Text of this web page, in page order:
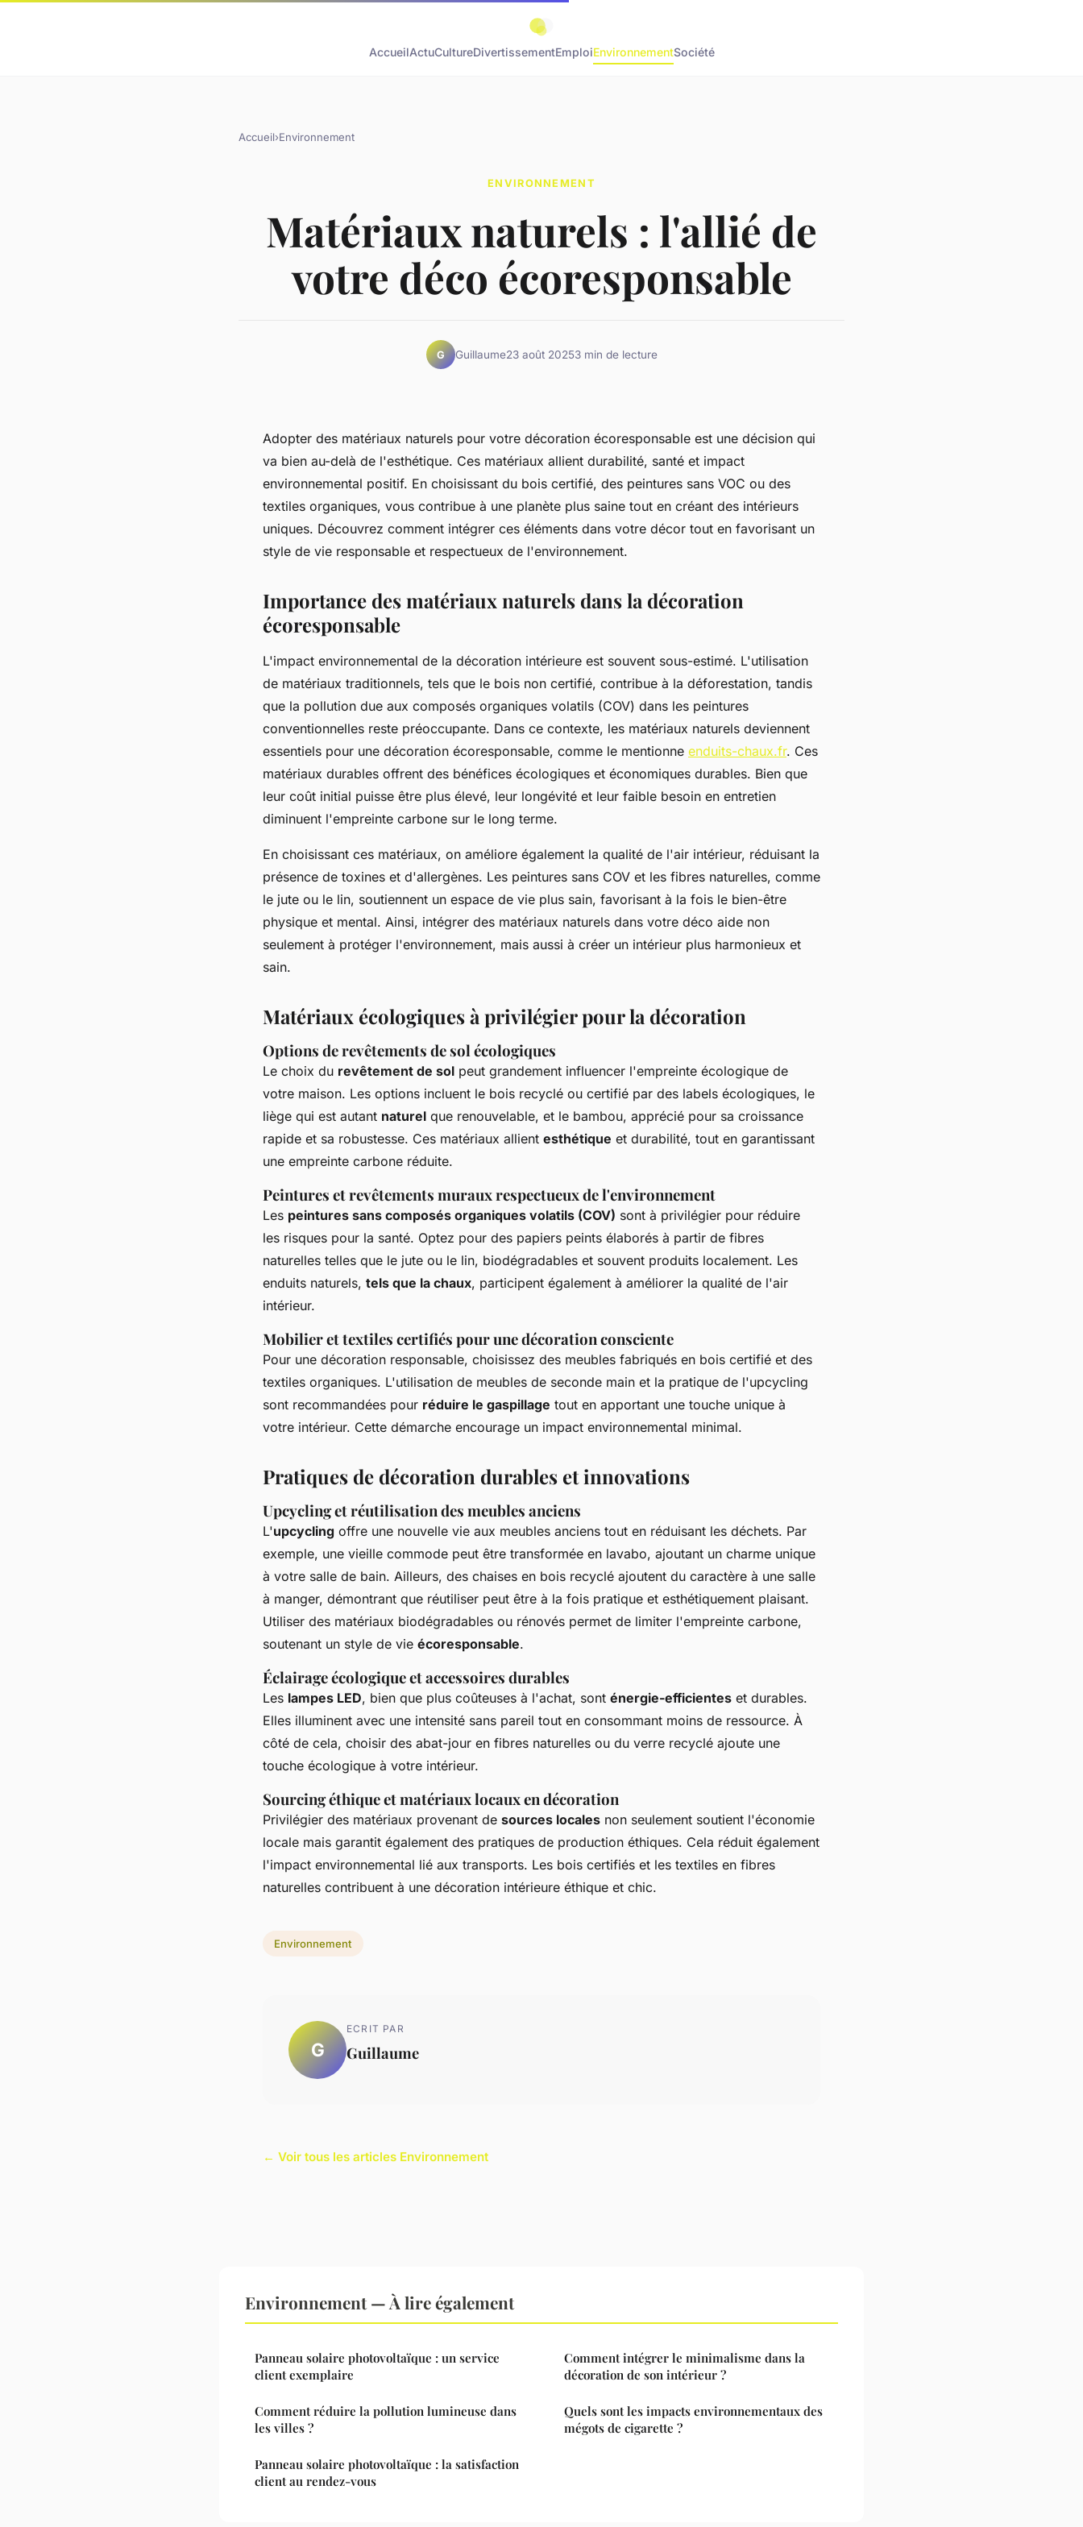
AccueilActuCultureDivertissementEmploiEnvironnementSociété
Accueil›Environnement
ENVIRONNEMENT
Matériaux naturels : l'allié de
votre déco écoresponsable
G Guillaume23 août 20253 min de lecture
Adopter des matériaux naturels pour votre décoration écoresponsable est une décision qui
va bien au-delà de l'esthétique. Ces matériaux allient durabilité, santé et impact
environnemental positif. En choisissant du bois certifié, des peintures sans VOC ou des
textiles organiques, vous contribue à une planète plus saine tout en créant des intérieurs
uniques. Découvrez comment intégrer ces éléments dans votre décor tout en favorisant un
style de vie responsable et respectueux de l'environnement.
Importance des matériaux naturels dans la décoration
écoresponsable
L'impact environnemental de la décoration intérieure est souvent sous-estimé. L'utilisation
de matériaux traditionnels, tels que le bois non certifié, contribue à la déforestation, tandis
que la pollution due aux composés organiques volatils (COV) dans les peintures
conventionnelles reste préoccupante. Dans ce contexte, les matériaux naturels deviennent
essentiels pour une décoration écoresponsable, comme le mentionne enduits-chaux.fr. Ces
matériaux durables offrent des bénéfices écologiques et économiques durables. Bien que
leur coût initial puisse être plus élevé, leur longévité et leur faible besoin en entretien
diminuent l'empreinte carbone sur le long terme.
En choisissant ces matériaux, on améliore également la qualité de l'air intérieur, réduisant la
présence de toxines et d'allergènes. Les peintures sans COV et les fibres naturelles, comme
le jute ou le lin, soutiennent un espace de vie plus sain, favorisant à la fois le bien-être
physique et mental. Ainsi, intégrer des matériaux naturels dans votre déco aide non
seulement à protéger l'environnement, mais aussi à créer un intérieur plus harmonieux et
sain.
Matériaux écologiques à privilégier pour la décoration
Options de revêtements de sol écologiques
Le choix du revêtement de sol peut grandement influencer l'empreinte écologique de
votre maison. Les options incluent le bois recyclé ou certifié par des labels écologiques, le
liège qui est autant naturel que renouvelable, et le bambou, apprécié pour sa croissance
rapide et sa robustesse. Ces matériaux allient esthétique et durabilité, tout en garantissant
une empreinte carbone réduite.
Peintures et revêtements muraux respectueux de l'environnement
Les peintures sans composés organiques volatils (COV) sont à privilégier pour réduire
les risques pour la santé. Optez pour des papiers peints élaborés à partir de fibres
naturelles telles que le jute ou le lin, biodégradables et souvent produits localement. Les
enduits naturels, tels que la chaux, participent également à améliorer la qualité de l'air
intérieur.
Mobilier et textiles certifiés pour une décoration consciente
Pour une décoration responsable, choisissez des meubles fabriqués en bois certifié et des
textiles organiques. L'utilisation de meubles de seconde main et la pratique de l'upcycling
sont recommandées pour réduire le gaspillage tout en apportant une touche unique à
votre intérieur. Cette démarche encourage un impact environnemental minimal.
Pratiques de décoration durables et innovations
Upcycling et réutilisation des meubles anciens
L'upcycling offre une nouvelle vie aux meubles anciens tout en réduisant les déchets. Par
exemple, une vieille commode peut être transformée en lavabo, ajoutant un charme unique
à votre salle de bain. Ailleurs, des chaises en bois recyclé ajoutent du caractère à une salle
à manger, démontrant que réutiliser peut être à la fois pratique et esthétiquement plaisant.
Utiliser des matériaux biodégradables ou rénovés permet de limiter l'empreinte carbone,
soutenant un style de vie écoresponsable.
Éclairage écologique et accessoires durables
Les lampes LED, bien que plus coûteuses à l'achat, sont énergie-efficientes et durables.
Elles illuminent avec une intensité sans pareil tout en consommant moins de ressource. À
côté de cela, choisir des abat-jour en fibres naturelles ou du verre recyclé ajoute une
touche écologique à votre intérieur.
Sourcing éthique et matériaux locaux en décoration
Privilégier des matériaux provenant de sources locales non seulement soutient l'économie
locale mais garantit également des pratiques de production éthiques. Cela réduit également
l'impact environnemental lié aux transports. Les bois certifiés et les textiles en fibres
naturelles contribuent à une décoration intérieure éthique et chic.
Environnement
G
ECRIT PAR
Guillaume
← Voir tous les articles Environnement
Environnement — À lire également
Panneau solaire photovoltaïque : un service
client exemplaire
Comment réduire la pollution lumineuse dans
les villes ?
Panneau solaire photovoltaïque : la satisfaction
client au rendez-vous
Comment intégrer le minimalisme dans la
décoration de son intérieur ?
Quels sont les impacts environnementaux des
mégots de cigarette ?